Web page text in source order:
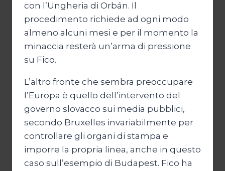
con l’Ungheria di Orbán. Il
procedimento richiede ad ogni modo
almeno alcuni mesi e per il momento la
minaccia resterà un’arma di pressione
su Fico.
L’altro fronte che sembra preoccupare
l’Europa è quello dell’intervento del
governo slovacco sui media pubblici,
secondo Bruxelles invariabilmente per
controllare gli organi di stampa e
imporre la propria linea, anche in questo
caso sull’esempio di Budapest. Fico ha